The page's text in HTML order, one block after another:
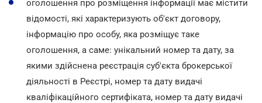
оголошення про розміщення інформації має містити
відомості, які характеризують об'єкт договору,
інформацію про особу, яка розміщує таке
оголошення, а саме: унікальний номер та дату, за
якими здійснена реєстрація суб'єкта брокерської
діяльності в Реєстрі, номер та дату видачі
кваліфікаційного сертифіката, номер та дату видачі